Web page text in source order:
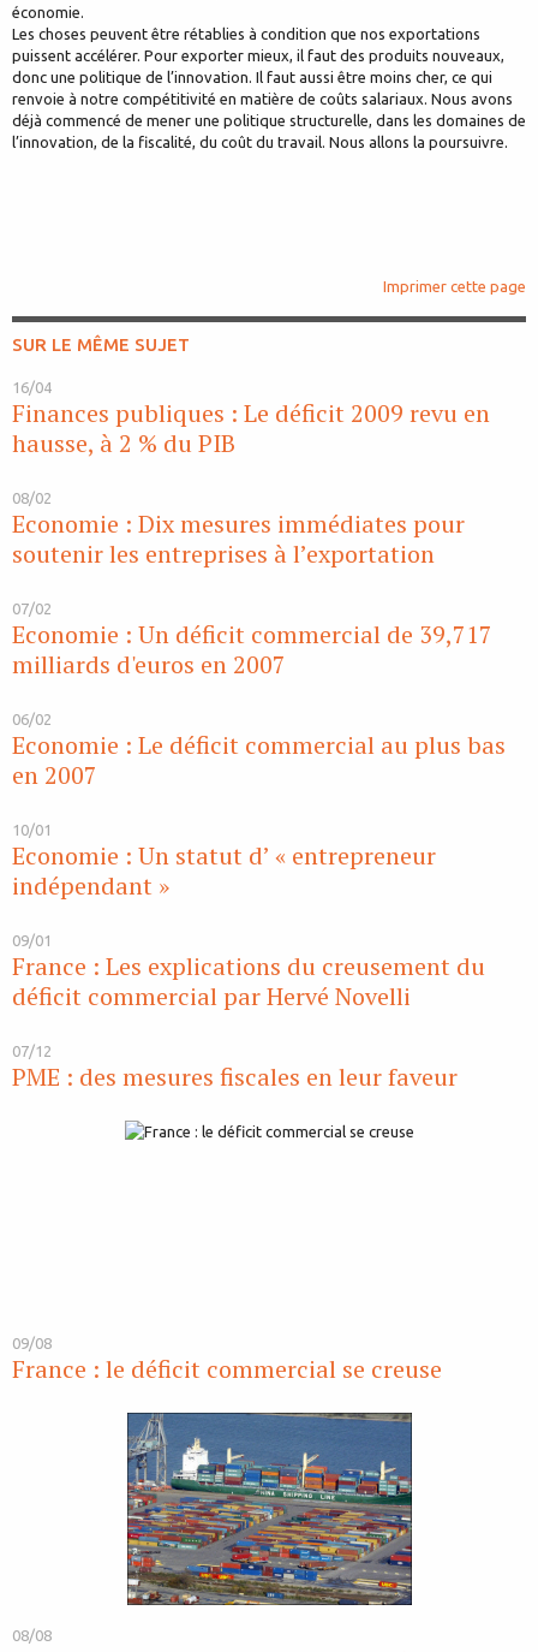
économie.
Les choses peuvent être rétablies à condition que nos exportations
puissent accélérer. Pour exporter mieux, il faut des produits nouveaux,
donc une politique de l’innovation. Il faut aussi être moins cher, ce qui
renvoie à notre compétitivité en matière de coûts salariaux. Nous avons
déjà commencé de mener une politique structurelle, dans les domaines de
l’innovation, de la fiscalité, du coût du travail. Nous allons la poursuivre.
Imprimer cette page
SUR LE MÊME SUJET
16/04
Finances publiques : Le déficit 2009 revu en
hausse, à 2 % du PIB
08/02
Economie : Dix mesures immédiates pour
soutenir les entreprises à l’exportation
07/02
Economie : Un déficit commercial de 39,717
milliards d'euros en 2007
06/02
Economie : Le déficit commercial au plus bas
en 2007
10/01
Economie : Un statut d’ « entrepreneur
indépendant »
09/01
France : Les explications du creusement du
déficit commercial par Hervé Novelli
07/12
PME : des mesures fiscales en leur faveur
09/08
France : le déficit commercial se creuse
08/08